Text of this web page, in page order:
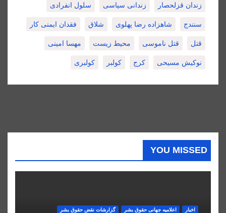
زندان قزلحصار زندانی سیاسی سلول انفرادی
سنندج شاهزاده رضا پهلوی شلاق فقدان ایمنی کار
قتل قتل ناموسی محیط زیست مهسا امینی
نوکیش مسیحی کرج کولبر کولبری
YOU MISSED
اخبار اعلاميه جهانی حقوق بشر گزارشات نقض حقوق بشر